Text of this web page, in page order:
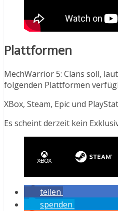
Plattformen
MechWarrior 5: Clans soll,
folgenden Plattformen
XBox, Steam, Epic und
Es scheint derzeit kein
teilen
spenden